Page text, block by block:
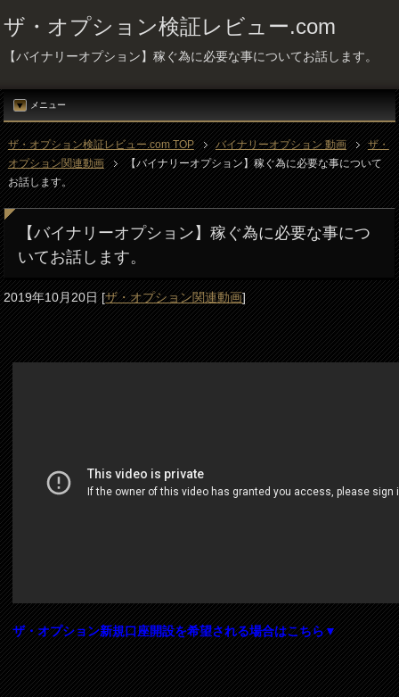
ザ・オプション検証レビュー.com
【バイナリーオプション】稼ぐ為に必要な事についてお話します。
メニュー
ザ・オプション検証レビュー.com TOP バイナリーオプション 動画
ザ・
オプション関連動画
【バイナリーオプション】稼ぐ為に必要な事について
お話します。
【バイナリーオプション】稼ぐ為に必要な事につ
いてお話します。
2019年10月20日[ザ・オプション関連動画]
ザ・オプション新規口座開設を希望される場合はこちら▼